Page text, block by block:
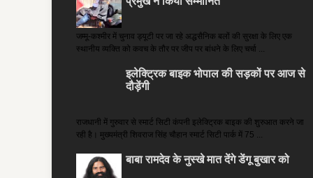
जम्मू-कश्मीर में चुनाव ड्यूटी पर जा रहे अद्धसैनिक बलों की सुरक्षा के लिए एक
स्थानीय व्यक्ति को कवच के तौर पर जीप पर बांधने के लिए चर्चा ...
इलेक्ट्रिक बाइक भोपाल की सड़कों पर आज से
दौड़ेंगी
राजधानी में गुरुवार से स्मार्ट सिटी कंपनी इलेक्ट्रिक बाइक की शुरुआत करने जा
रही है। मुख्यमंत्री शिवराज सिंह चौहान स्मार्ट सिटी पार्क में 75 ...
बाबा रामदेव के नुस्खे मात देंगे डेंगू बुखार को